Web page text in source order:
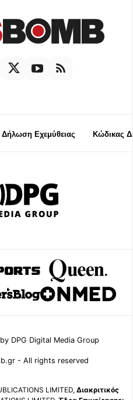
Δήλωση Εχεμύθειας Κώδικας
DPG Digital Media Group
- All rights reserved
LIMITED, Διακριτικός